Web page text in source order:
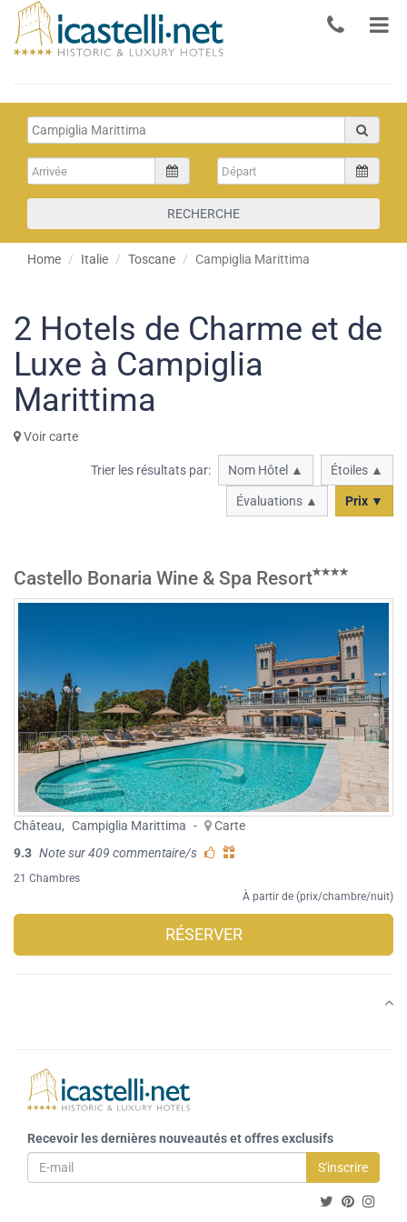
RECHERCHE
Home Italie Toscane Campiglia Marittima
2 Hotels de Charme et de
Luxe à Campiglia
Marittima
Voir carte
Trier les résultats par: Nom Hôtel ▲ Étoiles ▲
Évaluations ▲ Prix ▼
Castello Bonaria Wine & Spa Resort
Château, Campiglia Marittima -
Carte
9.3 Note sur 409 commentaire/s
21 Chambres
À partir de (prix/chambre/nuit)
RÉSERVER
Recevoir les dernières nouveautés et offres exclusifs
S'inscrire